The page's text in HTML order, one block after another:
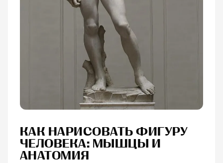
КАК НАРИСОВАТЬ ФИГУРУ
ЧЕЛОВЕКА: МЫШЦЫ И
АНАТОМИЯ